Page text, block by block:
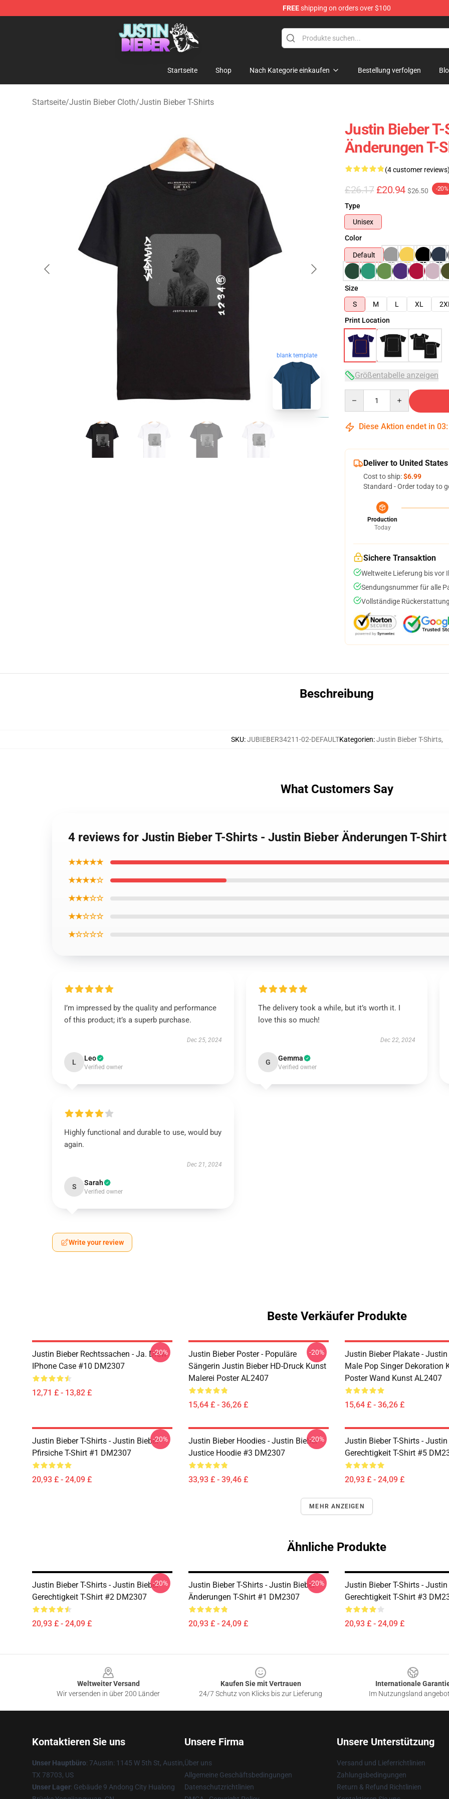
FREEshipping on orders over $100
Justin Bieber Store - Official Justin Bieber Merchandise Shop
Startseite Shop Nach Kategorie einkaufen Bestellung verfolgen
Startseite/Justin Bieber Cloth/Justin Bieber T-Shirts
blank template
Justin Bieber
Änderungen T-
(4 customer reviews)
£26.17 £20.94 $26.50 -20%
Type
Unisex
Color
Default
Size
S
M L XL 2XL
Print Location
Größentabelle anzeigen
Diese Aktion endet in 03:
Deliver to United States
Cost to ship:$6.99
Standard - Order today to
Production
Today
Sichere Transaktion
Weltweite Lieferung bis vor
Sendungsnummer für alle
Vollständige
Beschreibung
SKU:JUBIEBER34211-02-DEFAULTKategorien:Justin Bieber T-Shirts,
What Customers Say
4 reviews for Justin Bieber T-Shirts - Justin Bieber Änderungen T-
★★★★★
★★★★☆
★★★☆☆
★★☆☆☆
★☆☆☆☆
I’m impressed by the quality and performance
of this product; it’s a superb purchase.
Dec 25, 2024
L Leo
Verified owner
The delivery took a while, but it’s worth it. I
love this so much!
Dec 22, 2024
G Gemma
Verified owner
Highly functional and durable to use, would buy
again.
Dec 21, 2024
S Sarah
Verified owner
Write your review
Beste Verkäufer Produkte
Justin Bieber Rechtssachen - Ja. Drew
IPhone Case #10 DM2307
12,71 £ - 13,82 £
-20%
Justin Bieber Poster - Populäre
Sängerin Justin Bieber HD-Druck Kunst
Malerei Poster AL2407
15,64 £ - 36,26 £
-20%
Justin Bieber Plakate - Justin
Male Pop Singer Dekoration
Poster Wand Kunst AL2407
15,64 £ - 36,26 £
Justin Bieber T-Shirts - Justin Bieber
Pfirsiche T-Shirt #1 DM2307
20,93 £ - 24,09 £
-20%
Justin Bieber Hoodies - Justin Bieber
Justice Hoodie #3 DM2307
33,93 £ - 39,46 £
-20%
Justin Bieber T-Shirts - Justin
Gerechtigkeit T-Shirt #5
20,93 £ - 24,09 £
MEHR ANZEIGEN
Ähnliche Produkte
Justin Bieber T-Shirts - Justin Bieber
Gerechtigkeit T-Shirt #2 DM2307
20,93 £ - 24,09 £
-20%
Justin Bieber T-Shirts - Justin Bieber
Änderungen T-Shirt #1 DM2307
20,93 £ - 24,09 £
-20%
Justin Bieber T-Shirts - Justin
Gerechtigkeit T-Shirt #3
20,93 £ - 24,09 £
Weltweiter Versand
Wir versenden in über 200 Länder
Kaufen Sie mit Vertrauen
24/7 Schutz von Klicks bis zur Lieferung
Internationale
Im Nutzungsland
Kontaktieren Sie uns
Unser Hauptbüro: 7Austin: 1145 W 5th St, Austin,
TX 78703, US
Unser Lager: Gebäude 9 Andong City Hualong
Unsere Firma
Über uns
Allgemeine Geschäftsbedingungen
Datenschutzrichtlinien
Unsere Unterstützung
Versand und Lieferrichtlinien
Zahlungsbedingungen
Return & Refund Richtlinien